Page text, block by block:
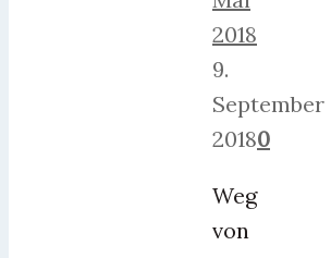
2018
9.
September
20180
Weg
von